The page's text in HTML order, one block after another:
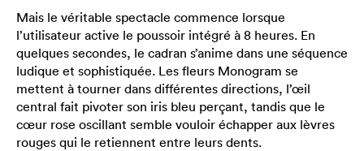
Mais le véritable spectacle commence lorsque
l’utilisateur active le poussoir intégré à 8 heures. En
quelques secondes, le cadran s’anime dans une séquence
ludique et sophistiquée. Les fleurs Monogram se
mettent à tourner dans différentes directions, l’œil
central fait pivoter son iris bleu perçant, tandis que le
cœur rose oscillant semble vouloir échapper aux lèvres
rouges qui le retiennent entre leurs dents.